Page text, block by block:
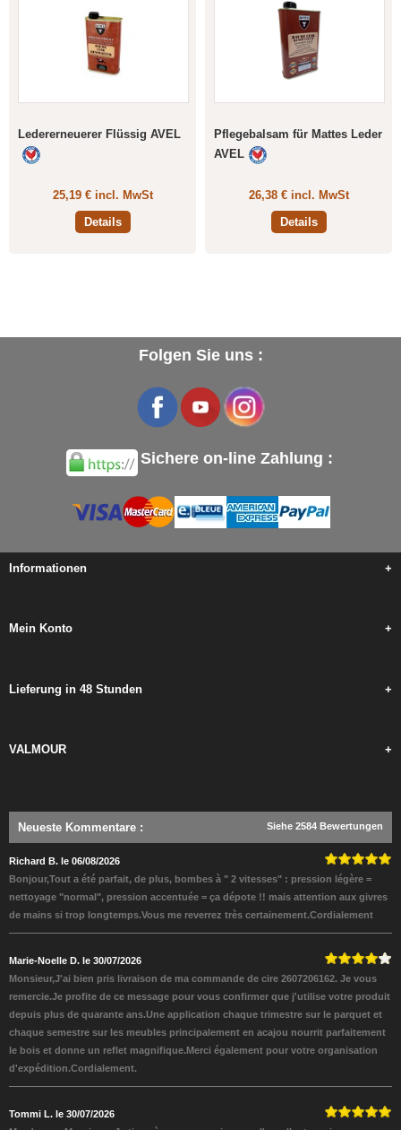
Ledererneuerer Flüssig AVEL
25,19 € incl. MwSt
Details
Pflegebalsam für Mattes Leder
AVEL
26,38 € incl. MwSt
Details
Folgen Sie uns :
Sichere on-line Zahlung :
Informationen +
Mein Konto +
Lieferung in 48 Stunden +
VALMOUR +
Neueste Kommentare : Siehe 2584 Bewertungen
Richard B. le 06/08/2026
Bonjour,Tout a été parfait, de plus, bombes à " 2 vitesses" : pression légère =
nettoyage "normal", pression accentuée = ça dépote !! mais attention aux givres
de mains si trop longtemps.Vous me reverrez très certainement.Cordialement
Marie-Noelle D. le 30/07/2026
Monsieur,J'ai bien pris livraison de ma commande de cire 2607206162. Je vous
remercie.Je profite de ce message pour vous confirmer que j'utilise votre produit
depuis plus de quarante ans.Une application chaque trimestre sur le parquet et
chaque semestre sur les meubles principalement en acajou nourrit parfaitement
le bois et donne un reflet magnifique.Merci également pour votre organisation
d'expédition.Cordialement.
Tommi L. le 30/07/2026